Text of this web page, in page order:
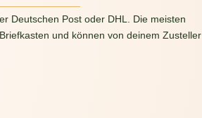
Deutschen Post oder DHL. Die meisten
und können von deinem Zusteller